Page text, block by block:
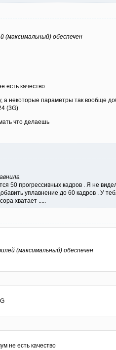
(максимальный) обеспечен
есть качество
а некоторые параметры так вообще
(3G)
что делаешь
50 прогрессивных кадров . Я не
уплавнение до 60 кадров . У
хватает .....
(максимальный) обеспечен
не есть качество